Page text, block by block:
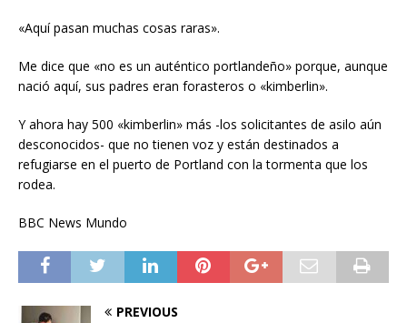
«Aquí pasan muchas cosas raras».
Me dice que «no es un auténtico portlandeño» porque, aunque
nació aquí, sus padres eran forasteros o «kimberlin».
Y ahora hay 500 «kimberlin» más -los solicitantes de asilo aún
desconocidos- que no tienen voz y están destinados a
refugiarse en el puerto de Portland con la tormenta que los
rodea.
BBC News Mundo
PREVIOUS